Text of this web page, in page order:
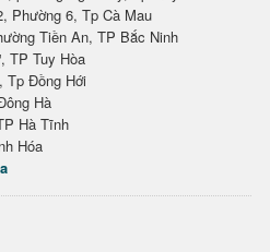
Phường 6, Tp Cà Mau
Tiền An, TP Bắc Ninh
TP Tuy Hòa
Tp Đồng Hới
Hà
Hà Tĩnh
Hóa